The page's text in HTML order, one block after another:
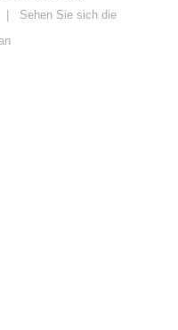
| Sehen Sie sich die